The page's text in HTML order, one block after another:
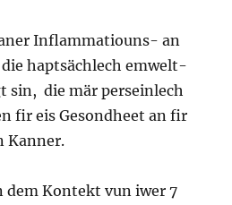
Inflammatiouns- an
haptsächlech emwelt-
sin, die mär perseinlech
fir eis Gesondheet an fir
Kanner.
dem Kontekt vun iwer 7